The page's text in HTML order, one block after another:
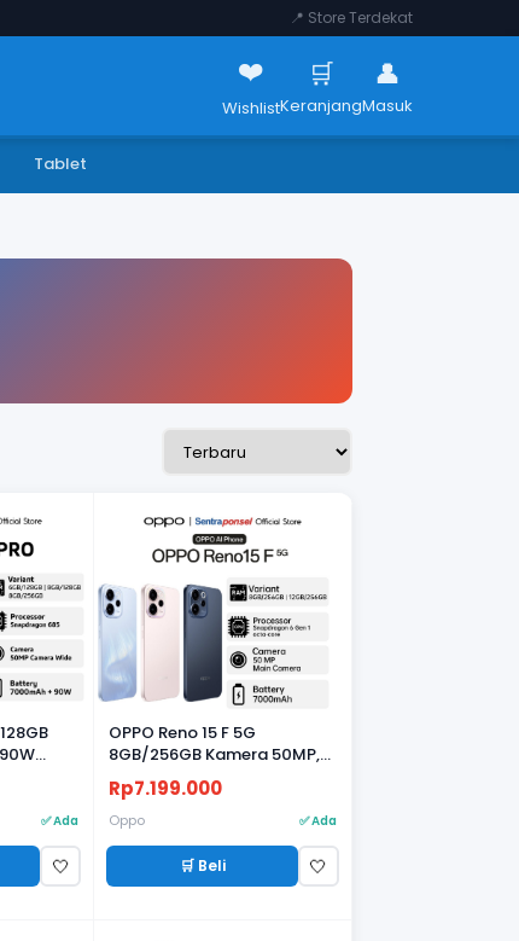
📍 Store Terdekat
❤️
Wishlist
🛒
Keranjang
👤
Masuk
Tablet
50MP
✅ Ada
🤍
OPPO Reno 15 F 5G
8GB/256GB Kamera 50MP,
Baterai 7000mAh, Layar
AMOLED 120Hz
Rp7.199.000
Oppo ✅ Ada
🛒 Beli 🤍